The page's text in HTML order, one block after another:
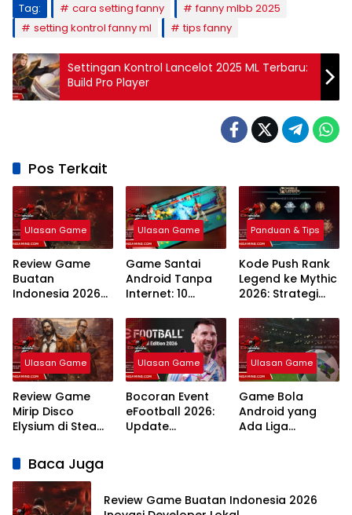
Tag: cara setting fanny
fanny mlbb 2025
setting kontrol fanny ml
tips fanny
Settingan Kontrol Lancelot 2025 ML Terbaru:
Build Pro Player
Pos Terkait
Ulasan Game
Review Game
Buatan
Indonesia 2026
Developer Lokal
Ulasan Game
Game Santai
Android Tanpa
Internet: 10
Teratas Tahun
2026
Panduan & Tips
Kode Push Rank
Legend ke Mythic
2026: Strategi
Rahasia
Winstreak
Terbaru
Ulasan Game
Review Game
Mirip Disco
Elysium di Steam:
RPG Naratif
Terbaik 2026
Ulasan Game
Bocoran Event
eFootball 2026:
Update
Ulasan Game
Game Bola
Android yang
Ada Liga
Baca Juga
Review Game Buatan Indonesia 2026